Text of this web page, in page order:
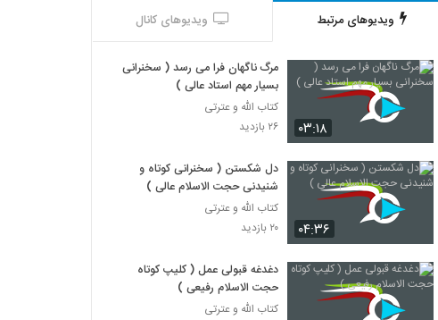
ویدیوهای مرتبط ویدیوهای کانال
۰۳:۱۸
مرگ ناگهان فرا می رسد ( سخنرانی
بسیار مهم استاد عالی )
کتاب الله و عترتی
۲۶ بازدید
۰۴:۳۶
دل شکستن ( سخنرانی کوتاه و
شنیدنی حجت الاسلام عالی )
کتاب الله و عترتی
۲۰ بازدید
دغدغه قبولی عمل ( کلیپ کوتاه
حجت الاسلام رفیعی )
کتاب الله و عترتی